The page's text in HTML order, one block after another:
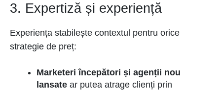
3. Expertiză și experiență
Experiența stabilește contextul pentru orice
strategie de preț:
Marketeri începători și agenții nou
lansate ar putea atrage clienți prin